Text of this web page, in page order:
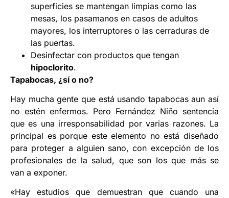
superficies se mantengan limpias como las
mesas, los pasamanos en casos de adultos
mayores, los interruptores o las cerraduras de
las puertas.
Desinfectar con productos que tengan
hipoclorito.
Tapabocas, ¿sí o no?
Hay mucha gente que está usando tapabocas aun así
no estén enfermos. Pero Fernández Niño sentencia
que es una irresponsabilidad por varias razones. La
principal es porque este elemento no está diseñado
para proteger a alguien sano, con excepción de los
profesionales de la salud, que son los que más se
van a exponer.
«Hay estudios que demuestran que cuando una